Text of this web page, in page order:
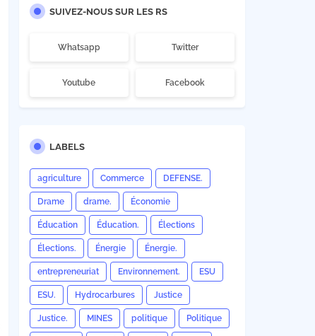
SUIVEZ-NOUS SUR LES RS
Whatsapp Twitter
Youtube Facebook
LABELS
agriculture Commerce DEFENSE.
Drame drame. Économie
Éducation Éducation. Élections
Élections. Énergie Énergie.
entrepreneuriat Environnement. ESU
ESU. Hydrocarbures Justice
Justice. MINES politique Politique